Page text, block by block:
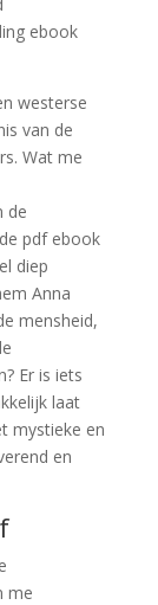
ebook
westerse
van de
Wat me
de
pdf ebook
diep
Anna
mensheid,
Er is iets
laat
mystieke en
en
me